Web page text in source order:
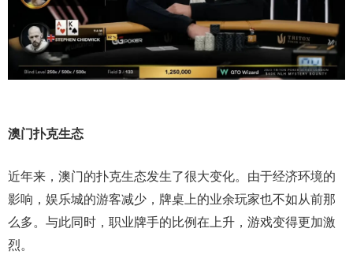
澳门扑克生态
近年来，澳门的扑克生态发生了很大变化。由于经济环境的
影响，娱乐城的游客减少，牌桌上的业余玩家也不如从前那
么多。与此同时，职业牌手的比例在上升，游戏变得更加激
烈。